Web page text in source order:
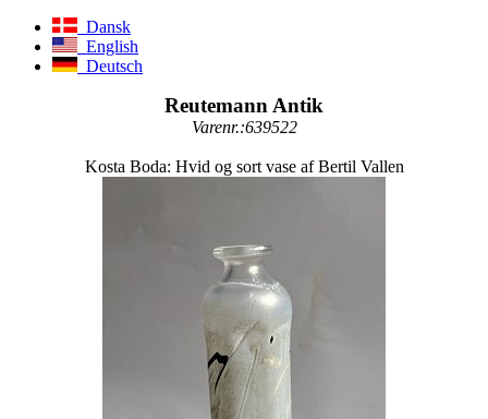
Dansk
English
Deutsch
Reutemann Antik
Varenr.:639522
Kosta Boda: Hvid og sort vase af Bertil Vallen